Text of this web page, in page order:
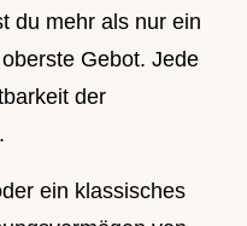
du mehr als nur ein
Gebot. Jede
der
ein klassisches